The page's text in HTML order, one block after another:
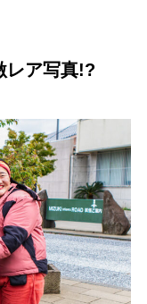
レア写真!?